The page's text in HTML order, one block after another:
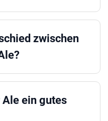
zwischen
ein gutes